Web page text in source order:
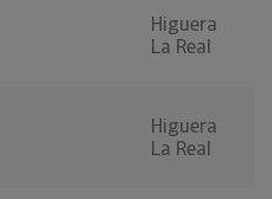
Higuera
La Real
Higuera
La Real